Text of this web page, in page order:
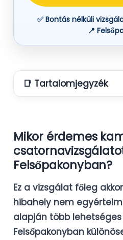
✅ Bontás nélküli
📍
📑 Tartalomjegyzék
Mikor érdemes
Felsőpakonyban?
Ez a vizsgálat főleg
hibahely nem
alapján több lehetséges
Felsőpakonyban